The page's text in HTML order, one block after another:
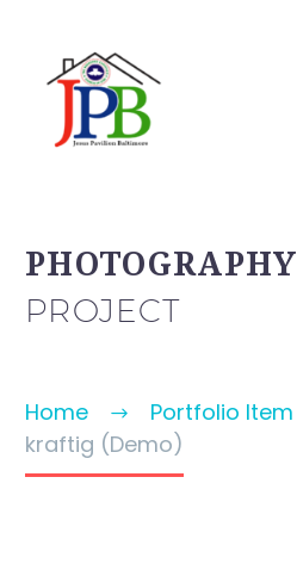
PHOTOGRAPHY
PROJECT
Home
Portfolio Item
kraftig (Demo)